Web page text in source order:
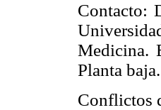
Contacto:
Medicina.
Planta
Conflictos